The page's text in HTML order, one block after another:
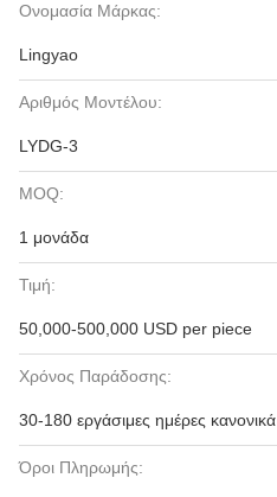
Ονομασία Μάρκας:
Lingyao
Αριθμός Μοντέλου:
LYDG-3
MOQ:
1 μονάδα
Τιμή:
50,000-500,000 USD per piece
Χρόνος Παράδοσης:
30-180 εργάσιμες ημέρες κανονικά
Όροι Πληρωμής: